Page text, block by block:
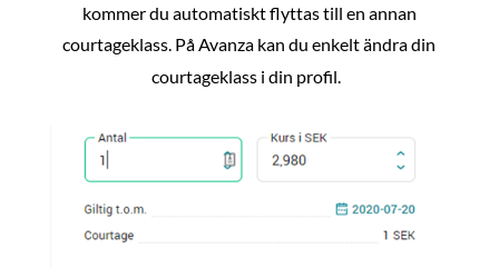
kommer du automatiskt flyttas till en annan
courtageklass. På Avanza kan du enkelt ändra din
courtageklass i din profil.